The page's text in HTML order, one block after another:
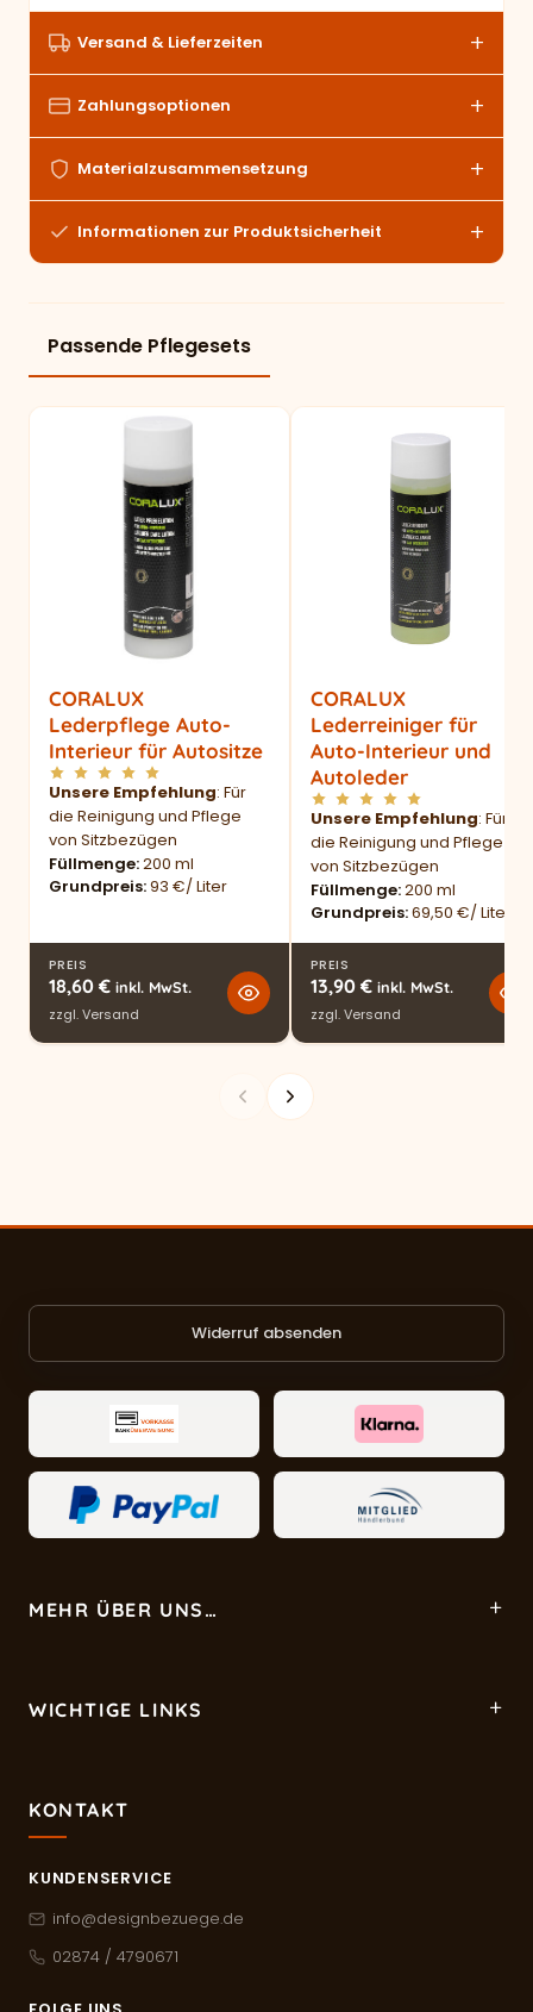
Versand & Lieferzeiten
Zahlungsoptionen
Materialzusammensetzung
Informationen zur Produktsicherheit
Passende Pflegesets
CORALUX
Lederpflege Auto-
Interieur für Autositze
Unsere Empfehlung: Für
die Reinigung und Pflege
von Sitzbezügen
Füllmenge 200 ml
Grundpreis 93 €/ Liter
PREIS
18,60 € inkl. MwSt.
zzgl.Versand
CORALUX
Lederreiniger für
Auto-Interieur und
Autoleder
Unsere Empfehlung: Für
die Reinigung und Pflege
von Sitzbezügen
Füllmenge 200 ml
Grundpreis 69,50 €/ Liter
PREIS
13,90 € inkl. MwSt.
zzgl.Versand
Widerruf absenden
MEHR ÜBER UNS…
WICHTIGE LINKS
KONTAKT
KUNDENSERVICE
info@designbezuege.de
02874 / 4790671